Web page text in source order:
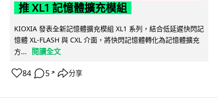
推 XL1 記憶體擴充模組
KIOXIA 發表全新記憶體擴充模組 XL1 系列，結合低延遲快閃記
憶體 XL-FLASH 與 CXL 介面，將快閃記憶體轉化為記憶體擴充
方...
閱讀全文
84 5 ↗ 分享